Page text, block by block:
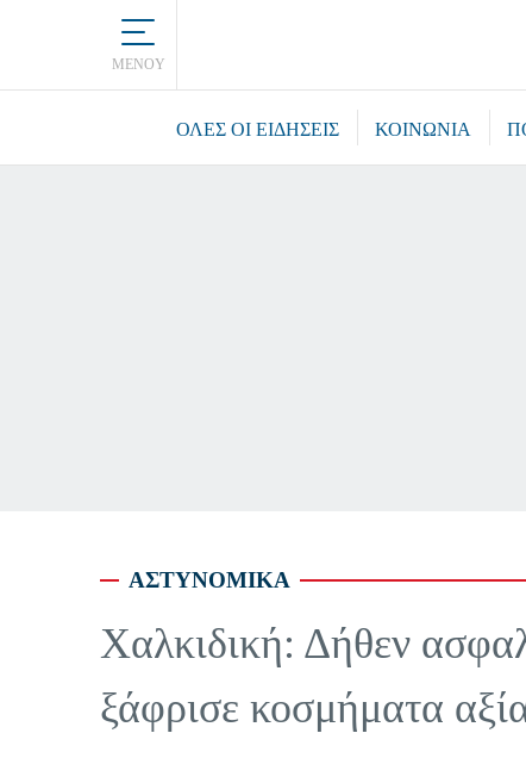
MENOY
ΌΛΕΣ ΟΙ ΕΙΔΉΣΕΙΣ ΚΟΙΝΩΝΙΑ
ΑΣΤΥΝΟΜΙΚΑ
Χαλκιδική: Δήθεν
ξάφρισε κοσμήματα